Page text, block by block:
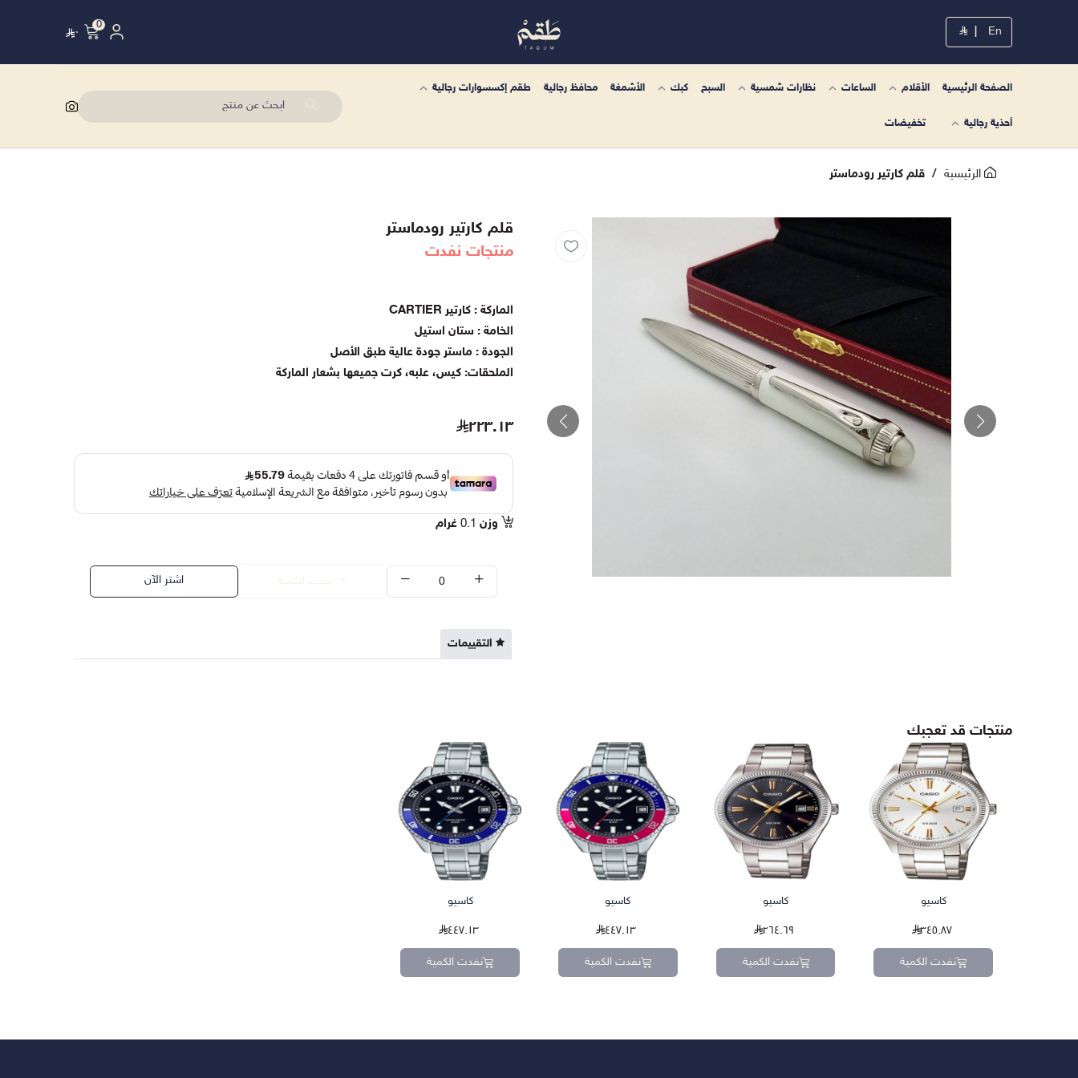
En
0 ٠
الصفحة الرئيسية الأقلام الساعات نظارات شمسية السبح كبك الأشمغة محافظ رجالية طقم إكسسوارات رجالية
أحذية رجالية تخفيضات
الرئيسية قلم كارتير رودماستر
قلم كارتير رودماستر
منتجات نفدت
الماركة : كارتير CARTIER
الخامة : ستان استيل
الجودة : ماستر جودة عالية طبق الأصل
الملحقات: كيس، علبه، كرت جميعها بشعار الماركة
٢٢٣.١٣
وزن 0.1 غرام
اشتر الآن
التقييمات
منتجات قد تعجبك
كاسيو
٣٤٥.٨٧
نفدت الكمية
كاسيو
٢٦٤.٦٩
نفدت الكمية
كاسيو
٤٤٧.١٣
نفدت الكمية
كاسيو
٤٤٧.١٣
نفدت الكمية